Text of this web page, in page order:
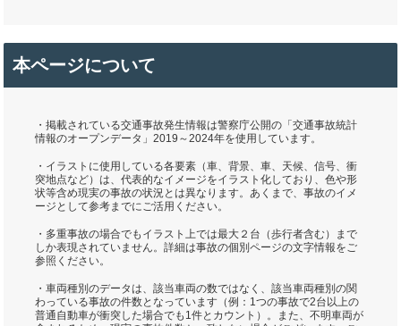
本ページについて
・掲載されている交通事故発生情報は警察庁公開の「交通事故統計
情報のオープンデータ」2019～2024年を使用しています。
・イラストに使用している各要素（車、背景、車、天候、信号、衝
突地点など）は、代表的なイメージをイラスト化しており、色や形
状等含め現実の事故の状況とは異なります。あくまで、事故のイメ
ージとして参考までにご活用ください。
・多重事故の場合でもイラスト上では最大２台（歩行者含む）まで
しか表現されていません。詳細は事故の個別ページの文字情報をご
参照ください。
・車両種別のデータは、該当車両の数ではなく、該当車両種別の関
わっている事故の件数となっています（例：1つの事故で2台以上の
普通自動車が衝突した場合でも1件とカウント）。また、不明車両が